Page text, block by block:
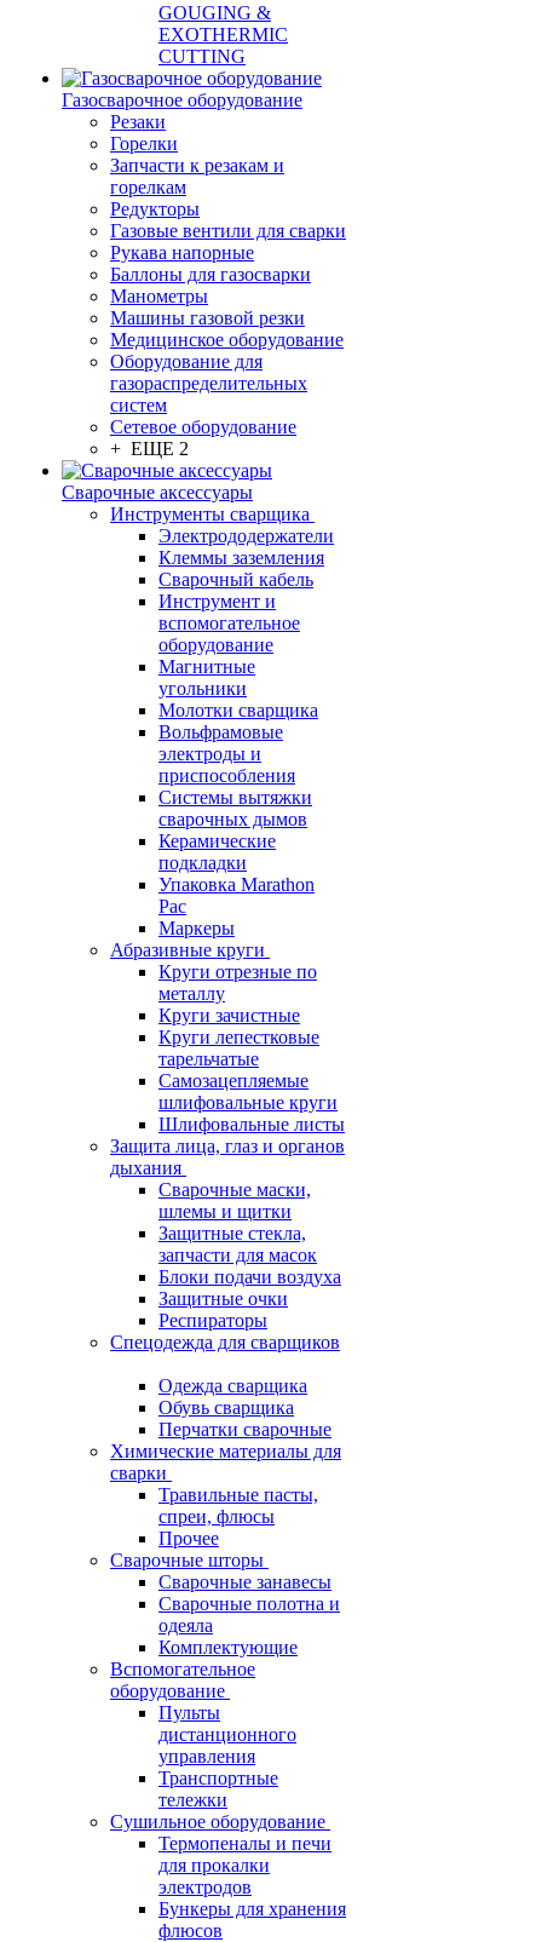
GOUGING &
EXOTHERMIC
CUTTING
Газосварочное оборудование
Резаки
Горелки
Запчасти к резакам и
горелкам
Редукторы
Газовые вентили для сварки
Рукава напорные
Баллоны для газосварки
Манометры
Машины газовой резки
Медицинское оборудование
Оборудование для
газораспределительных
систем
Сетевое оборудование
+ ЕЩЕ 2
Сварочные аксессуары
Инструменты сварщика
Электрододержатели
Клеммы заземления
Сварочный кабель
Инструмент и
вспомогательное
оборудование
Магнитные
угольники
Молотки сварщика
Вольфрамовые
электроды и
приспособления
Системы вытяжки
сварочных дымов
Керамические
подкладки
Упаковка Marathon
Pac
Маркеры
Абразивные круги
Круги отрезные по
металлу
Круги зачистные
Круги лепестковые
тарельчатые
Самозацепляемые
шлифовальные круги
Шлифовальные листы
Защита лица, глаз и органов
дыхания
Сварочные маски,
шлемы и щитки
Защитные стекла,
запчасти для масок
Блоки подачи воздуха
Защитные очки
Респираторы
Спецодежда для сварщиков
Одежда сварщика
Обувь сварщика
Перчатки сварочные
Химические материалы для
сварки
Травильные пасты,
спреи, флюсы
Прочее
Сварочные шторы
Сварочные занавесы
Сварочные полотна и
одеяла
Комплектующие
Вспомогательное
оборудование
Пульты
дистанционного
управления
Транспортные
тележки
Сушильное оборудование
Термопеналы и печи
для прокалки
электродов
Бункеры для хранения
флюсов